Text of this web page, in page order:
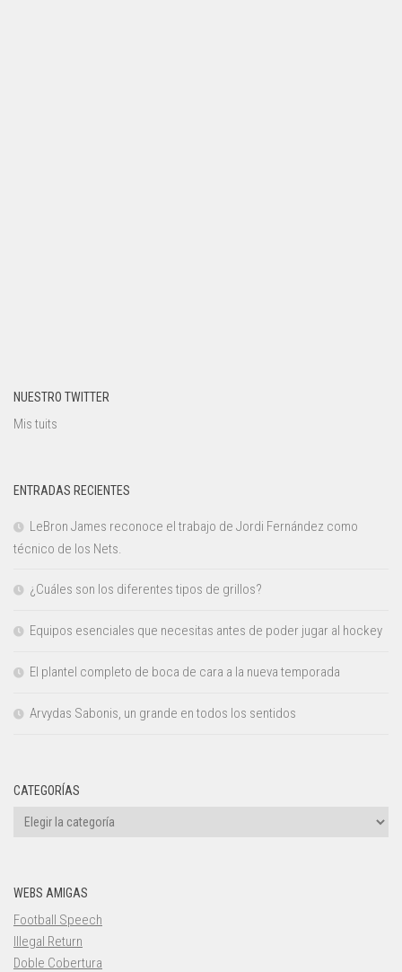
NUESTRO TWITTER
Mis tuits
ENTRADAS RECIENTES
LeBron James reconoce el trabajo de Jordi Fernández como
técnico de los Nets.
¿Cuáles son los diferentes tipos de grillos?
Equipos esenciales que necesitas antes de poder jugar al hockey
El plantel completo de boca de cara a la nueva temporada
Arvydas Sabonis, un grande en todos los sentidos
CATEGORÍAS
Categorías
WEBS AMIGAS
Football Speech
Illegal Return
Doble Cobertura